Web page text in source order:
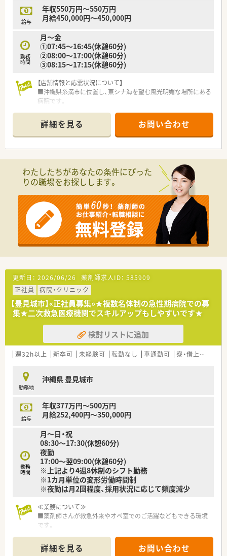
給与
年収550万円～550万円
月給450,000円～450,000円
勤務
時間
月～金
①07:45～16:45(休憩60分)
②08:00～17:00(休憩60分)
③08:15～17:15(休憩60分)
【店舗情報と応需状況について】
■沖縄県糸満市に位置し、東シナ海を望む風光明媚な場所にある
病院です。
療機関です。
■薬剤師は正社員2名、パート1名の3名体制で、調剤助手2名が在
籍しています。
■今回は薬剤師の増員募集のため、業務負担がさらに軽減される
予定です。
■薬剤師としての経験や年齢は問わず、未経験の方も歓迎いたし
■沖縄で腰を据えて長く働きたいと考えている方を求めていま
す。
【法人特徴について】
■1974年の開院以来、沖縄県初の医療法人として地域医療に貢
献してきました。
■「光と風の安らぎを」というテーマのもと、精神医療の向上に
■地域の皆様の健康づくりを支援するため、信頼と安心の医療を
提供しています。
【求人情報について】
■年収は経験や年齢を問わず550万円と、高収入からスタートで
きます。
■年間休日が120日以上と非常に多く、ワークライフバランスを
重視できます。
■土日祝が完全に休みで、残業も全くないため定時で退勤するこ
とが可能です。
詳細を見る お問い合わせ
わたしたちがあなたの条件にぴった
りの職場をお探しします。
更新日： 2026/06/26 薬剤師求人ID： 585909
正社員
病院・クリニック
【豊見城市】«正社員募集»★複数名体制の急性期病院での募
集★二次救急医療機関でスキルアップもしやすいです★
検討リストに追加
週32h以上 新卒可 未経験可 転勤なし 車通勤可 寮・借上社宅あり
勤務地
沖縄県 豊見城市
給与
年収377万円～500万円
月給252,400円～350,000円
勤務
時間
月～日・祝
08:30～17:30(休憩60分)
夜勤
17:00～翌09:00(休憩60分)
※上記より4週8休制のシフト勤務
※1カ月単位の変形労働時間制
※夜勤は月2回程度、採用状況に応じて頻度減少
≪業務について≫
■薬剤師さんが救急外来やオペ室でのご活躍などもできる環境
です。
す。
■薬剤師30名以上の職場で年代層のバランスも良いです。
詳細を見る お問い合わせ